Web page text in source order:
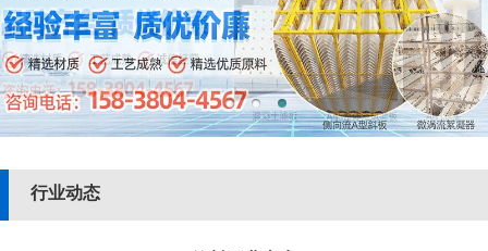
行业动态